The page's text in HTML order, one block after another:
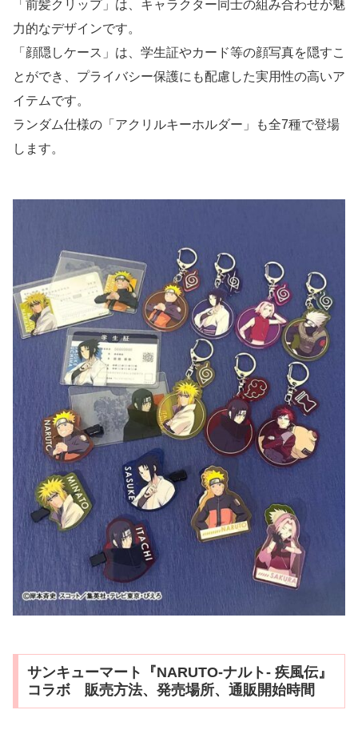
「前髪クリップ」は、キャラクター同士の組み合わせが魅
力的なデザインです。
「顔隠しケース」は、学生証やカード等の顔写真を隠すこ
とができ、プライバシー保護にも配慮した実用性の高いア
イテムです。
ランダム仕様の「アクリルキーホルダー」も全7種で登場
します。
サンキューマート『NARUTO-ナルト- 疾風伝』
コラボ 販売方法、発売場所、通販開始時間